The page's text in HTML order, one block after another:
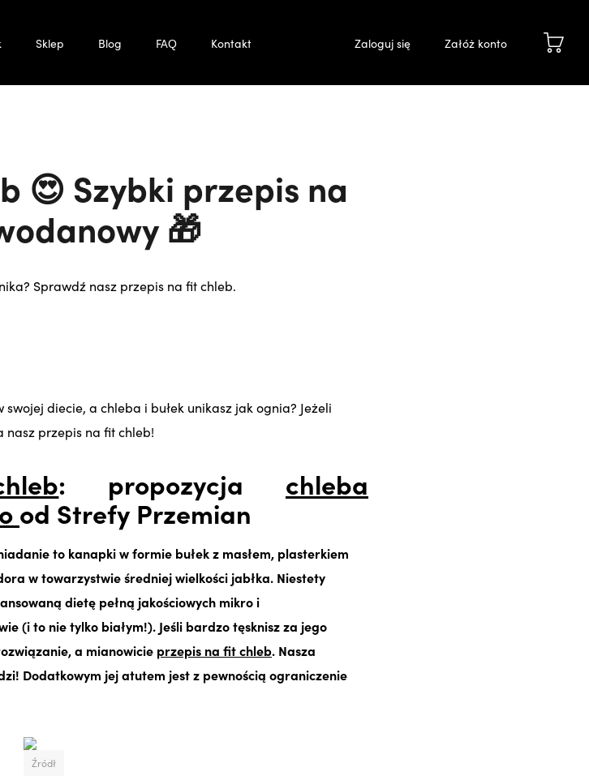
Sklep Blog FAQ Kontakt Zaloguj się Załóż konto
😍 Szybki przepis na
🎁
Sprawdź nasz przepis na fit chleb.
diecie, a chleba i bułek unikasz jak ognia? Jeżeli
przepis na fit chleb!
: propozycja chleba
od Strefy Przemian
to kanapki w formie bułek z masłem, plasterkiem
w towarzystwie średniej wielkości jabłka. Niestety
dietę pełną jakościowych mikro i
(i to nie tylko białym!). Jeśli bardzo tęsknisz za jego
a mianowicie przepis na fit chleb. Nasza
Dodatkowym jej atutem jest z pewnością ograniczenie
Źródł